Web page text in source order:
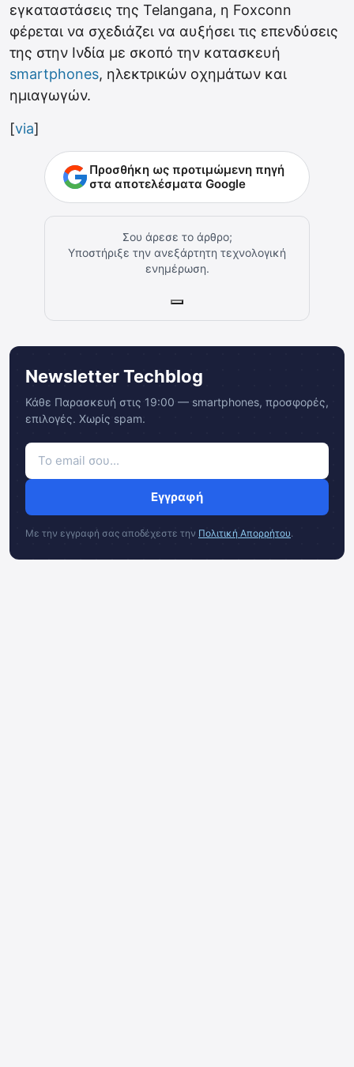
εγκαταστάσεις της Telangana, η Foxconn
φέρεται να σχεδιάζει να αυξήσει τις επενδύσεις
της στην Ινδία με σκοπό την κατασκευή
smartphones, ηλεκτρικών οχημάτων και
ημιαγωγών.
[via]
Προσθήκη ως προτιμώμενη πηγή
στα αποτελέσματα Google
Σου άρεσε το άρθρο;
Υποστήριξε την ανεξάρτητη τεχνολογική
ενημέρωση.
Newsletter Techblog
Κάθε Παρασκευή στις 19:00 — smartphones, προσφορές,
επιλογές. Χωρίς spam.
Εγγραφή
Με την εγγραφή σας αποδέχεστε την Πολιτική Απορρήτου.